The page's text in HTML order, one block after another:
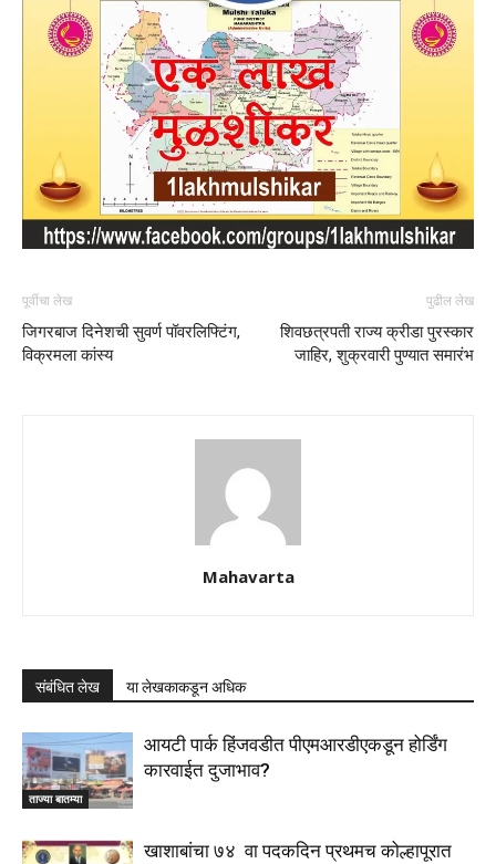
पूर्वीचा लेख
जिगरबाज दिनेशची सुवर्ण पॉवरलिफ्टिंग,
विक्रमला कांस्य
पुढील लेख
शिवछत्रपती राज्य क्रीडा पुरस्कार
जाहिर, शुक्रवारी पुण्यात समारंभ
Mahavarta
संबंधित लेख या लेखकाकडून अधिक
ताज्या बातम्या
आयटी पार्क हिंजवडीत पीएमआरडीएकडून होर्डिंग
कारवाईत दुजाभाव?
खाशाबांचा ७४ वा पदकदिन प्रथमच कोल्हापूरात